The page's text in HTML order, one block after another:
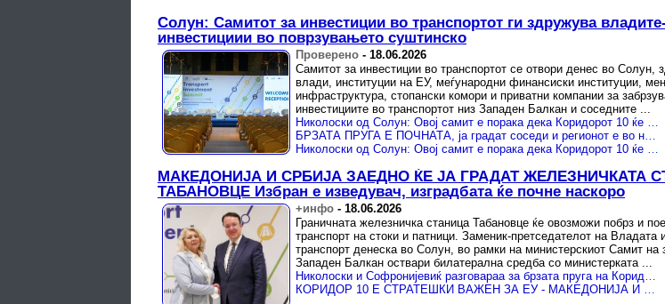
Солун: Самитот за инвестиции во транспортот ги здружува владите-
инвестициии во поврзувањето суштинско
Проверено - 18.06.2026
Самитот за инвестиции во транспортот се отвори денес во Солун,
влади, институции на ЕУ, меѓународни финансиски институции,
инфраструктура, стопански комори и приватни компании за
инвестициите во транспортот низ Западен Балкан и соседните ...
Николоски од Солун: Овој самит е порака дека Коридорот 10 ќе го градат сите земји на кои им припаѓа и ќе стане економски најзначаен во Европа
БРЗАТА ПРУГА Е ПОЧНАТА, ја градат соседи и регионот е во нова фаза на соработка
Николоски од Солун: Овој самит е порака дека Коридорот 10 ќе го градат сите земји на кои им припаѓа и ќе стане економски најзначаен во Европа
МАКЕДОНИЈА И СРБИЈА ЗАЕДНО ЌЕ ЈА ГРАДАТ ЖЕЛЕЗНИЧКАТА
ТАБАНОВЦЕ Избран е изведувач, изградбата ќе почне наскоро
+инфо - 18.06.2026
Граничната железничка станица Табановце ќе овозможи побрз и
транспорт на стоки и патници. Заменик-претседателот на Владата
транспорт денеска во Солун, во рамки на министерскиот Самит на
Западен Балкан оствари билатерална средба со министерката ...
Николоски и Софронијевиќ разговараа за брзата пруга на Коридор 10 и гасниот интерконектор меѓу Македонија и Србија
КОРИДОР 10 Е СТРАТЕШКИ ВАЖЕН ЗА ЕУ - МАКЕДОНИЈА И СРБИЈА РАЗГОВАРАА ЗА ПРУГАТА И ЖЕЛЕЗНИЧКАТА СТАНИЦА ТАБАНОВЦЕ